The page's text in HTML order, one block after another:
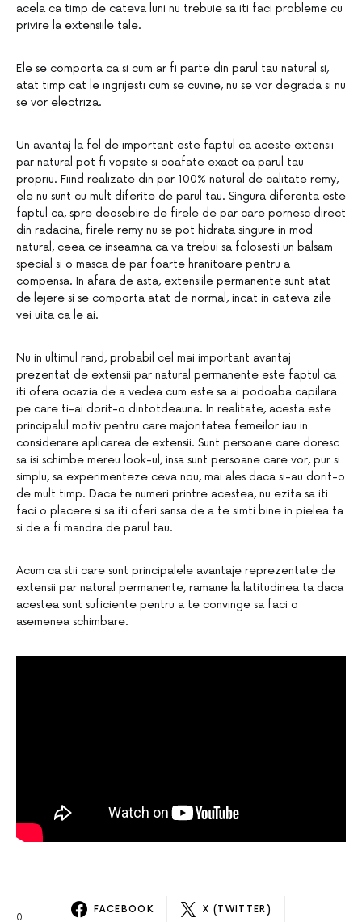
acela ca timp de cateva luni nu trebuie sa iti faci probleme cu
privire la extensiile tale.
Ele se comporta ca si cum ar fi parte din parul tau natural si,
atat timp cat le ingrijesti cum se cuvine, nu se vor degrada si nu
se vor electriza.
Un avantaj la fel de important este faptul ca aceste extensii
par natural pot fi vopsite si coafate exact ca parul tau
propriu. Fiind realizate din par 100% natural de calitate remy,
ele nu sunt cu mult diferite de parul tau. Singura diferenta este
faptul ca, spre deosebire de firele de par care pornesc direct
din radacina, firele remy nu se pot hidrata singure in mod
natural, ceea ce inseamna ca va trebui sa folosesti un balsam
special si o masca de par foarte hranitoare pentru a
compensa. In afara de asta, extensiile permanente sunt atat
de lejere si se comporta atat de normal, incat in cateva zile
vei uita ca le ai.
Nu in ultimul rand, probabil cel mai important avantaj
prezentat de extensii par natural permanente este faptul ca
iti ofera ocazia de a vedea cum este sa ai podoaba capilara
pe care ti-ai dorit-o dintotdeauna. In realitate, acesta este
principalul motiv pentru care majoritatea femeilor iau in
considerare aplicarea de extensii. Sunt persoane care doresc
sa isi schimbe mereu look-ul, insa sunt persoane care vor, pur si
simplu, sa experimenteze ceva nou, mai ales daca si-au dorit-o
de mult timp. Daca te numeri printre acestea, nu ezita sa iti
faci o placere si sa iti oferi sansa de a te simti bine in pielea ta
si de a fi mandra de parul tau.
Acum ca stii care sunt principalele avantaje reprezentate de
extensii par natural permanente, ramane la latitudinea ta daca
acestea sunt suficiente pentru a te convinge sa faci o
asemenea schimbare.
0
FACEBOOK X (TWITTER)